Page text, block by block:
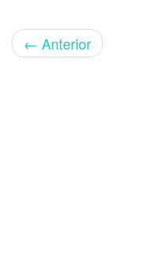
← Anterior